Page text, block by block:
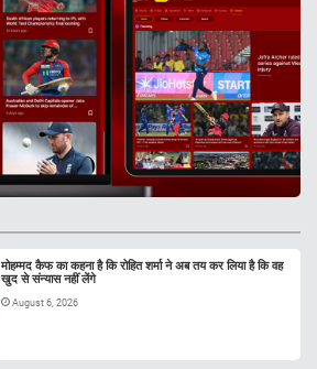
मोहम्मद कैफ का कहना है कि रोहित शर्मा ने अब तय कर लिया है कि वह
खुद से संन्यास नहीं लेंगे
August 6, 2026